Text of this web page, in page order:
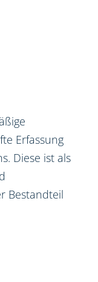
Erfassung
Diese ist als
Bestandteil